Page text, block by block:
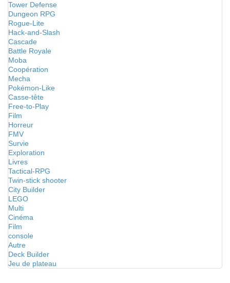
Tower Defense
Dungeon RPG
Rogue-Lite
Hack-and-Slash
Cascade
Battle Royale
Moba
Coopération
Mecha
Pokémon-Like
Casse-tête
Free-to-Play
Film
Horreur
FMV
Survie
Exploration
Livres
Tactical-RPG
Twin-stick shooter
City Builder
LEGO
Multi
Cinéma
Film
console
Autre
Deck Builder
Jeu de plateau